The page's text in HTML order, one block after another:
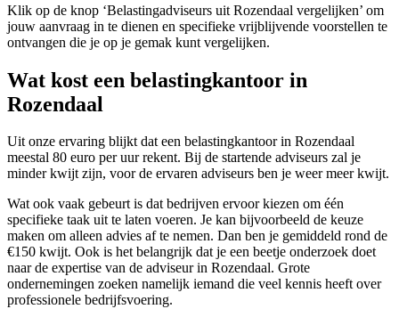
Klik op de knop ‘Belastingadviseurs uit Rozendaal vergelijken’ om
jouw aanvraag in te dienen en specifieke vrijblijvende voorstellen te
ontvangen die je op je gemak kunt vergelijken.
Wat kost een belastingkantoor in
Rozendaal
Uit onze ervaring blijkt dat een belastingkantoor in Rozendaal
meestal 80 euro per uur rekent. Bij de startende adviseurs zal je
minder kwijt zijn, voor de ervaren adviseurs ben je weer meer kwijt.
Wat ook vaak gebeurt is dat bedrijven ervoor kiezen om één
specifieke taak uit te laten voeren. Je kan bijvoorbeeld de keuze
maken om alleen advies af te nemen. Dan ben je gemiddeld rond de
€150 kwijt. Ook is het belangrijk dat je een beetje onderzoek doet
naar de expertise van de adviseur in Rozendaal. Grote
ondernemingen zoeken namelijk iemand die veel kennis heeft over
professionele bedrijfsvoering.